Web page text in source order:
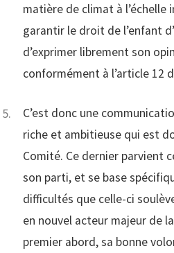
matière de climat à
garantir le droit de l’enfant
d’exprimer librement son
conformément à l’article 12
C’est donc une
riche et ambitieuse qui est
Comité. Ce dernier parvient
son parti, et se base
difficultés que celle-ci
en nouvel acteur majeur de
premier abord, sa bonne